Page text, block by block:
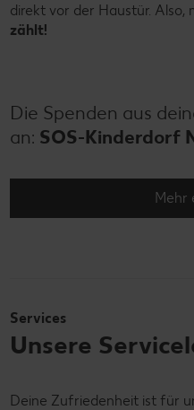
direkt vor der Haustür. Also,
zählt!
Die Spenden aus
an: SOS-Kinderdorf
Mehr
Services
Unsere
Deine Zufriedenheit ist für